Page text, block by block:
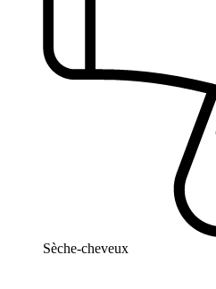
Sèche-cheveux